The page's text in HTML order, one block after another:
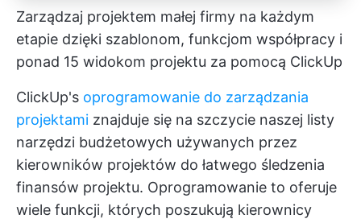
Zarządzaj projektem małej firmy na każdym
etapie dzięki szablonom, funkcjom współpracy i
ponad 15 widokom projektu za pomocą ClickUp
ClickUp's oprogramowanie do zarządzania
projektami znajduje się na szczycie naszej listy
narzędzi budżetowych używanych przez
kierowników projektów do łatwego śledzenia
finansów projektu. Oprogramowanie to oferuje
wiele funkcji, których poszukują kierownicy